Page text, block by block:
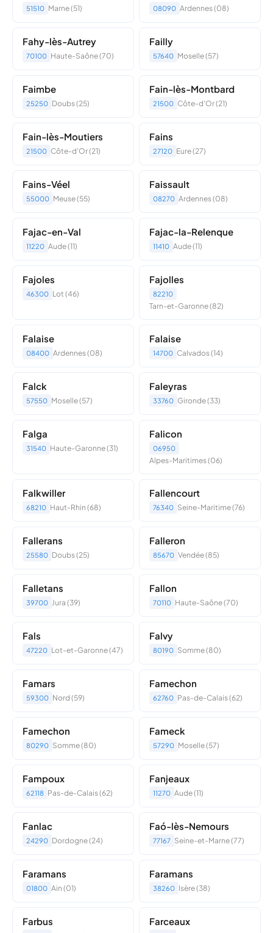
51510 Marne (51) 08090 Ardennes (08)
Fahy-lès-Autrey
70100 Haute-Saône (70)
Failly
57640 Moselle (57)
Faimbe
25250 Doubs (25)
Fain-lès-Montbard
21500 Côte-d'Or (21)
Fain-lès-Moutiers
21500 Côte-d'Or (21)
Fains
27120 Eure (27)
Fains-Véel
55000 Meuse (55)
Faissault
08270 Ardennes (08)
Fajac-en-Val
11220 Aude (11)
Fajac-la-Relenque
11410 Aude (11)
Fajoles
46300 Lot (46)
Fajolles
82210
Tarn-et-Garonne (82)
Falaise
08400 Ardennes (08)
Falaise
14700 Calvados (14)
Falck
57550 Moselle (57)
Faleyras
33760 Gironde (33)
Falga
31540 Haute-Garonne (31)
Falicon
06950
Alpes-Maritimes (06)
Falkwiller
68210 Haut-Rhin (68)
Fallencourt
76340 Seine-Maritime (76)
Fallerans
25580 Doubs (25)
Falleron
85670 Vendée (85)
Falletans
39700 Jura (39)
Fallon
70110 Haute-Saône (70)
Fals
47220 Lot-et-Garonne (47)
Falvy
80190 Somme (80)
Famars
59300 Nord (59)
Famechon
62760 Pas-de-Calais (62)
Famechon
80290 Somme (80)
Fameck
57290 Moselle (57)
Fampoux
62118 Pas-de-Calais (62)
Fanjeaux
11270 Aude (11)
Fanlac
24290 Dordogne (24)
Faó-lès-Nemours
77167 Seine-et-Marne (77)
Faramans
01800 Ain (01)
Faramans
38260 Isère (38)
Farbus Farceaux